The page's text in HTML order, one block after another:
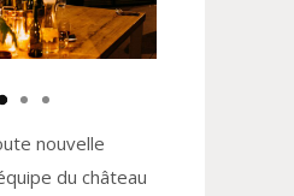
nouvelle
du château